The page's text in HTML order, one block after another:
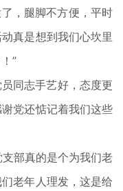
，腿脚不方便，平时
真是想到我们心坎里
”
同志手艺好，态度更
党还惦记着我们这些
部真的是个为我们老
老年人理发，这是给